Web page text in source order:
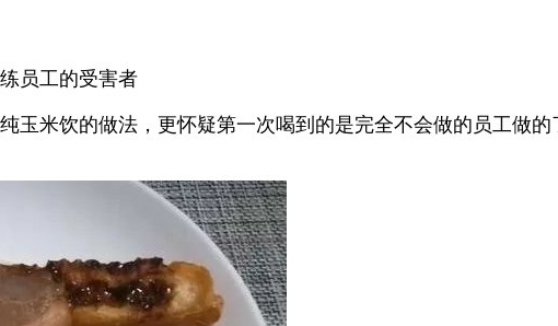
员工的受害者
玉米饮的做法，更怀疑第一次喝到的是完全不会做的员工做的